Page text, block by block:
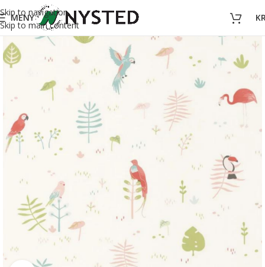
Skip to navigation
Skip to main content
MENY